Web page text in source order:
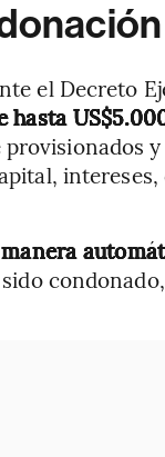
el Decreto